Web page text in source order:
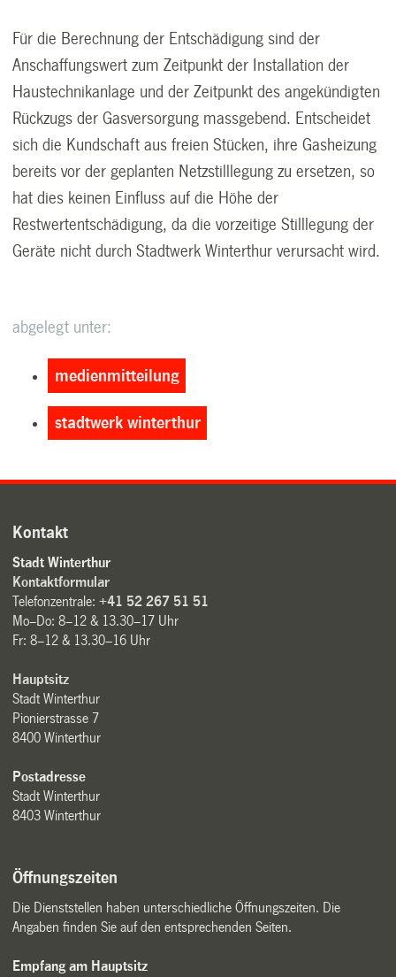
Für die Berechnung der Entschädigung sind der
Anschaffungswert zum Zeitpunkt der Installation der
Haustechnikanlage und der Zeitpunkt des angekündigten
Rückzugs der Gasversorgung massgebend. Entscheidet
sich die Kundschaft aus freien Stücken, ihre Gasheizung
bereits vor der geplanten Netzstilllegung zu ersetzen, so
hat dies keinen Einfluss auf die Höhe der
Restwertentschädigung, da die vorzeitige Stilllegung der
Geräte nicht durch Stadtwerk Winterthur verursacht wird.
abgelegt unter:
medienmitteilung
stadtwerk winterthur
Kontakt
Stadt Winterthur
Kontaktformular
Telefonzentrale:+41 52 267 51 51
Mo–Do: 8–12 & 13.30–17 Uhr
Fr: 8–12 & 13.30–16 Uhr
Hauptsitz
Stadt Winterthur
Pionierstrasse 7
8400 Winterthur
Postadresse
Stadt Winterthur
8403 Winterthur
Öffnungszeiten
Die Dienststellen haben unterschiedliche Öffnungszeiten. Die
Angaben finden Sie auf den entsprechenden Seiten.
Empfang am Hauptsitz